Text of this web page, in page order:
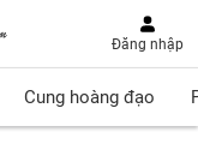
Đăng nhập
Cung hoàng đạo